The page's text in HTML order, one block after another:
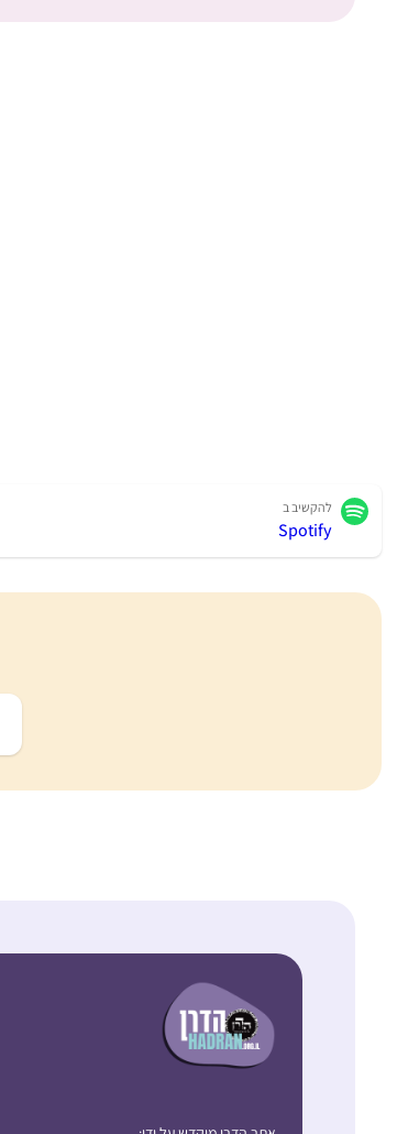
להקשיב ב
Spotify